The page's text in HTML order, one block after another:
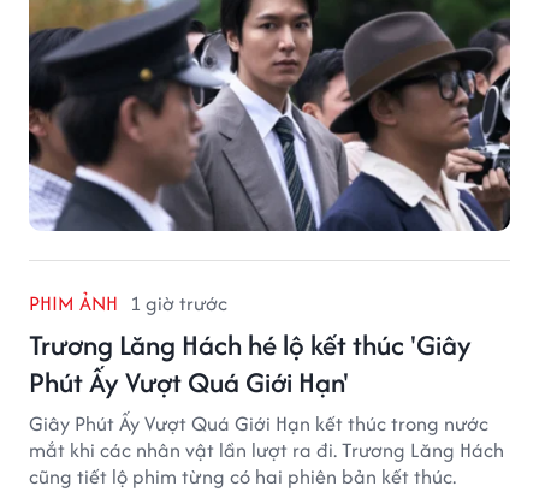
PHIM ẢNH 1 giờ trước
Trương Lăng Hách hé lộ kết thúc 'Giây
Phút Ấy Vượt Quá Giới Hạn'
Giây Phút Ấy Vượt Quá Giới Hạn kết thúc trong nước
mắt khi các nhân vật lần lượt ra đi. Trương Lăng Hách
cũng tiết lộ phim từng có hai phiên bản kết thúc.